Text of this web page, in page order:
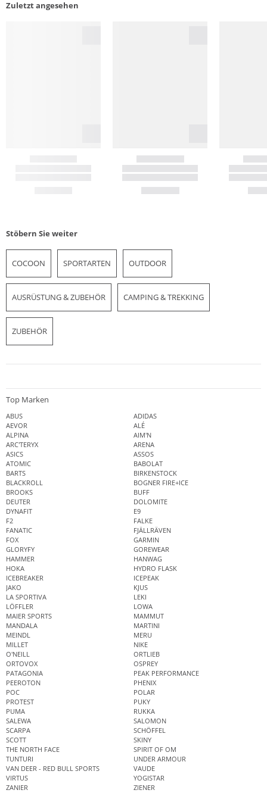
Zuletzt angesehen
Stöbern Sie weiter
COCOON SPORTARTEN OUTDOOR
AUSRÜSTUNG & ZUBEHÖR CAMPING & TREKKING
ZUBEHÖR
Top Marken
ABUS
ADIDAS
AEVOR
ALÉ
ALPINA
AIM'N
ARC'TERYX
ARENA
ASICS
ASSOS
ATOMIC
BABOLAT
BARTS
BIRKENSTOCK
BLACKROLL
BOGNER FIRE+ICE
BROOKS
BUFF
DEUTER
DOLOMITE
DYNAFIT
E9
F2
FALKE
FANATIC
FJÄLLRÄVEN
FOX
GARMIN
GLORYFY
GOREWEAR
HAMMER
HANWAG
HOKA
HYDRO FLASK
ICEBREAKER
ICEPEAK
JAKO
KJUS
LA SPORTIVA
LEKI
LÖFFLER
LOWA
MAIER SPORTS
MAMMUT
MANDALA
MARTINI
MEINDL
MERU
MILLET
NIKE
O'NEILL
ORTLIEB
ORTOVOX
OSPREY
PATAGONIA
PEAK PERFORMANCE
PEEROTON
PHENIX
POC
POLAR
PROTEST
PUKY
PUMA
RUKKA
SALEWA
SALOMON
SCARPA
SCHÖFFEL
SCOTT
SKINY
THE NORTH FACE
SPIRIT OF OM
TUNTURI
UNDER ARMOUR
VAN DEER - RED BULL SPORTS
VAUDE
VIRTUS
YOGISTAR
ZANIER
ZIENER